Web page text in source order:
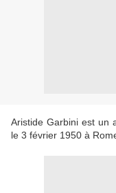
Aristide Garbini est un
le 3 février 1950 à